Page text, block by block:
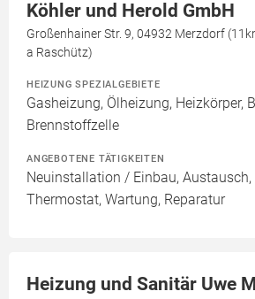
Köhler und Herold GmbH
Großenhainer Str. 9, 04932 Merzdorf
a Raschütz)
HEIZUNG SPEZIALGEBIETE
Gasheizung, Ölheizung, Heizkörper,
Brennstoffzelle
ANGEBOTENE TÄTIGKEITEN
Neuinstallation / Einbau, Austausch,
Thermostat, Wartung, Reparatur
Heizung und Sanitär Uwe